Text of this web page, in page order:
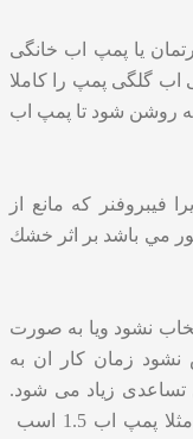
یا پمپ اب خانگی
اب گلگی پمپ را کاملا
روشن شود تا پمپ اب
فيبروفنر كه مانع از
مي باشد بر اثر خشك
نشود ویا به صورت
هر6 ماه سرویس نشود زمان کار ان به
زیاد می شود.
(هر اسب بخار برابر با 736 وات می باشد مثلا پمپ اب 1.5 اسب